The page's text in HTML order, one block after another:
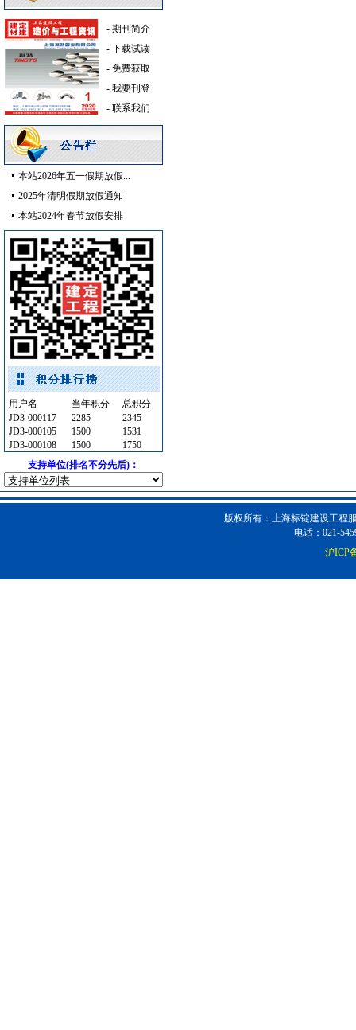
路标 [采购中]
防雷接地 [采购中]
低压配电房 [采购中]
卫生洁具 [采购中]
复合木地板
[采购中]
给排水系统 [采购中]
石材木材
材耐磨砖 [采购中]
光源灯具 [采购中]
通风空调工程 [采购中]
消防器材 [采购中]
油漆涂料 [采购中]
滤毒式排风 [采购中]
仪器仪表 [采购中]
变压器
[采购中]
电气控制开关 [采购中]
卫生洁具 [采购中]
墙地面砖 [采购中]
供水设备 [采购中]
变频给水设备 [采购中]
变压器
[采购中]
陶瓷块料
[采购中]
电线电缆 [采购中]
卫浴洁具 [采购中]
给排水系统 [采购中]
- 期刊简介
- 下载试读
- 免费获取
- 我要刊登
- 联系我们
本站2026年五一假期放假...
2025年清明假期放假通知
本站2024年春节放假安排
用户名 当年积分
总积分
JD3-000117
2285
2345
JD3-000105
1500
1531
JD3-000108
1500
1750
支持单位(排名不分先后)：
版权所有：上海标锭建设工程
电话：021-
沪ICP